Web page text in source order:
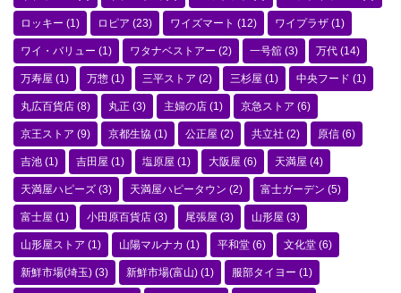
ロッキー (1) ロピア (23) ワイズマート (12) ワイプラザ (1)
ワイ・バリュー (1) ワタナベストアー (2) 一号舘 (3) 万代 (14)
万寿屋 (1) 万惣 (1) 三平ストア (2) 三杉屋 (1) 中央フード (1)
丸広百貨店 (8) 丸正 (3) 主婦の店 (1) 京急ストア (6)
京王ストア (9) 京都生協 (1) 公正屋 (2) 共立社 (2) 原信 (6)
吉池 (1) 吉田屋 (1) 塩原屋 (1) 大阪屋 (6) 天満屋 (4)
天満屋ハピーズ (3) 天満屋ハピータウン (2) 富士ガーデン (5)
富士屋 (1) 小田原百貨店 (3) 尾張屋 (3) 山形屋 (3)
山形屋ストア (1) 山陽マルナカ (1) 平和堂 (6) 文化堂 (6)
新鮮市場(埼玉) (3) 新鮮市場(富山) (1) 服部タイヨー (1)